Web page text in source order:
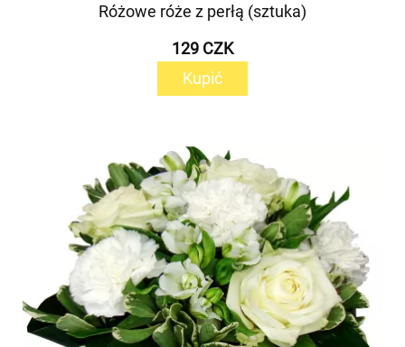
Różowe róże z perłą (sztuka)
129 CZK
Kupić